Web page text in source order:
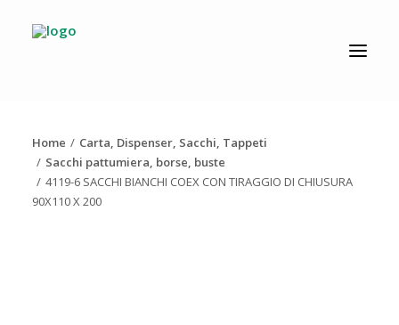
AZIENDA
NEWS
Home
Carta, Dispenser, Sacchi, Tappeti
Sacchi pattumiera, borse, buste
4119-6 SACCHI BIANCHI COEX CON TIRAGGIO DI CHIUSURA
90X110 X 200